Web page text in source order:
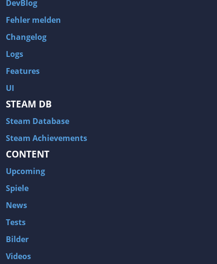
DevBlog
Fehler melden
Changelog
Logs
Features
UI
STEAM DB
Steam Database
Steam Achievements
CONTENT
Upcoming
Spiele
News
Tests
Bilder
Videos